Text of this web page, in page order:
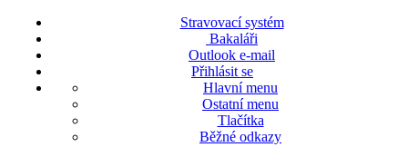
Stravovací systém
Bakaláři
Outlook e-mail
Přihlásit se
Hlavní menu
Ostatní menu
Tlačítka
Běžné odkazy